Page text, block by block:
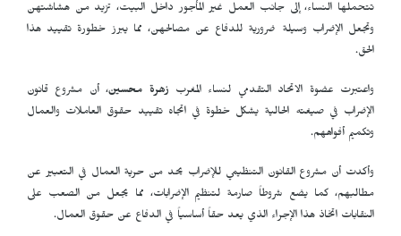
تتحملها النساء، إلى جانب العمل غير المأجور داخل البيت، تزيد من هشاشتهن
وتجعل الإضراب وسيلة ضرورية للدفاع عن مصالحهن، مما يبرز خطورة تقييد هذا
الحق.
واعتبرت عضوة الاتحاد التقدمي لنساء المغرب زهرة محسين، أن مشروع قانون
الإضراب في صيغته الحالية يشكل خطوة في اتجاه تقييد حقوق العاملات والعمال
وتكميم أفواههم.
وأكدت أن مشروع القانون التنظيمي للإضراب يحد من حرية العمال في التعبير عن
مطالبهم، كما يضع شروطاً صارمة لتنظيم الإضرابات، مما يجعل من الصعب على
النقابات اتخاذ هذا الإجراء الذي يعد حقاً أساسياً في الدفاع عن حقوق العمال.